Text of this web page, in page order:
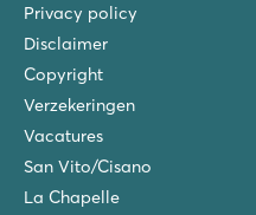
Privacy policy
Disclaimer
Copyright
Verzekeringen
Vacatures
San Vito/Cisano
La Chapelle